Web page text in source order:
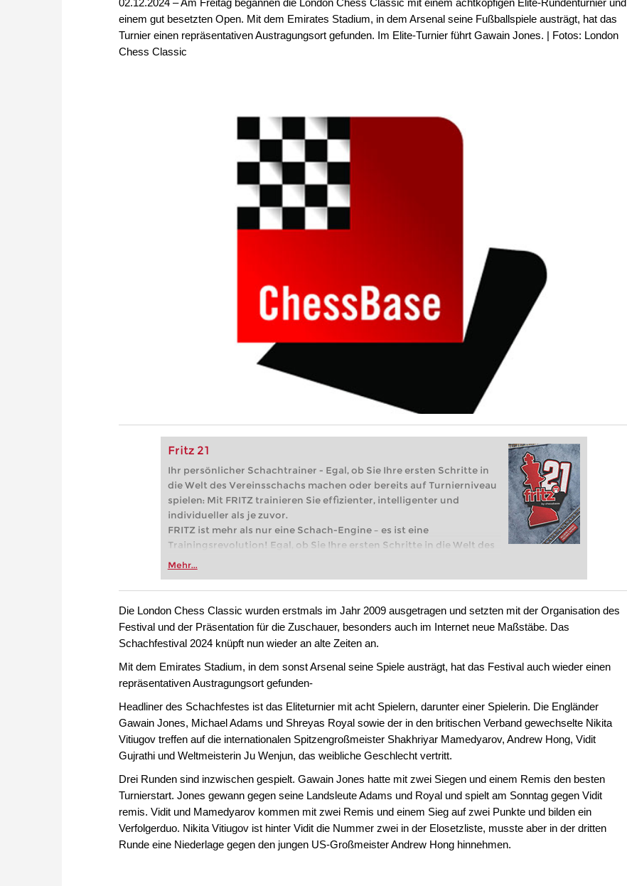
einem gut besetzten Open. Mit dem Emirates Stadium, in dem Arsenal seine Fußballspiele austrägt, hat das
Turnier einen repräsentativen Austragungsort gefunden. Im Elite-Turnier führt Gawain Jones. | Fotos: London
Chess Classic
Fritz 21
Ihr persönlicher Schachtrainer - Egal, ob Sie Ihre ersten Schritte in
die Welt des Vereinsschachs machen oder bereits auf Turnierniveau
spielen: Mit FRITZ trainieren Sie effizienter, intelligenter und
individueller als je zuvor.
FRITZ ist mehr als nur eine Schach-Engine – es ist eine
Trainingsrevolution! Egal, ob Sie Ihre ersten Schritte in die Welt des
Vereinsschachs machen oder bereits auf Turnierniveau spielen: Mit
zuvor.
Mehr...
Die London Chess Classic wurden erstmals im Jahr 2009 ausgetragen und setzten mit der Organisation des
Festival und der Präsentation für die Zuschauer, besonders auch im Internet neue Maßstäbe. Das
Schachfestival 2024 knüpft nun wieder an alte Zeiten an.
Mit dem Emirates Stadium, in dem sonst Arsenal seine Spiele austrägt, hat das Festival auch wieder einen
repräsentativen Austragungsort gefunden-
Headliner des Schachfestes ist das Eliteturnier mit acht Spielern, darunter einer Spielerin. Die Engländer
Gawain Jones, Michael Adams und Shreyas Royal sowie der in den britischen Verband gewechselte Nikita
Vitiugov treffen auf die internationalen Spitzengroßmeister Shakhriyar Mamedyarov, Andrew Hong, Vidit
Gujrathi und Weltmeisterin Ju Wenjun, das weibliche Geschlecht vertritt.
Drei Runden sind inzwischen gespielt. Gawain Jones hatte mit zwei Siegen und einem Remis den besten
Turnierstart. Jones gewann gegen seine Landsleute Adams und Royal und spielt am Sonntag gegen Vidit
remis. Vidit und Mamedyarov kommen mit zwei Remis und einem Sieg auf zwei Punkte und bilden ein
Verfolgerduo. Nikita Vitiugov ist hinter Vidit die Nummer zwei in der Elosetzliste, musste aber in der dritten
Runde eine Niederlage gegen den jungen US-Großmeister Andrew Hong hinnehmen.